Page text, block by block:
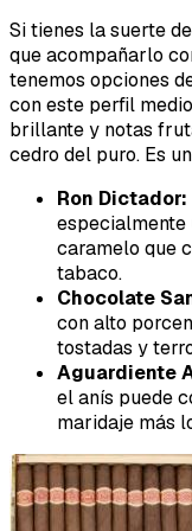
Si tienes la suerte
que acompañarlo
tenemos opciones
con este perfil
brillante y notas
cedro del puro. Es
Ron Dictador:
especialmente
caramelo que
tabaco.
Chocolate
con alto
tostadas y
Aguardiente
el anís puede
maridaje más